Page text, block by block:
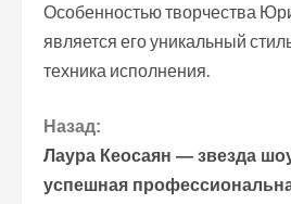
Особенностью творчества
является его уникальный
техника исполнения.
П
р
Назад:
Лаура Кеосаян — звезда
успешная